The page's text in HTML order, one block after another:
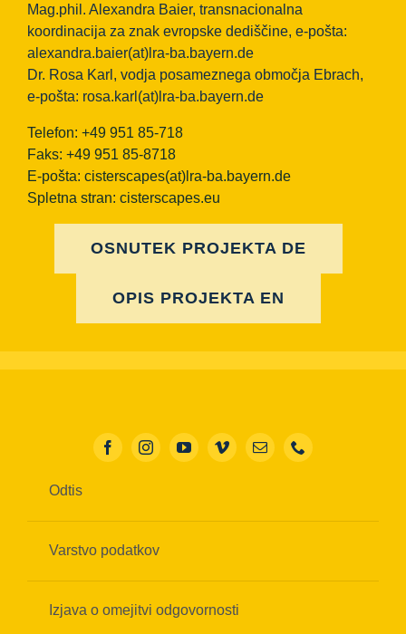
Mag.phil. Alexandra Baier, transnacionalna
koordinacija za znak evropske dediščine, e-pošta:
alexandra.baier(at)lra-ba.bayern.de
Dr. Rosa Karl, vodja posameznega območja Ebrach,
e-pošta: rosa.karl(at)lra-ba.bayern.de
Telefon: +49 951 85-718
Faks: +49 951 85-8718
E-pošta: cisterscapes(at)lra-ba.bayern.de
Spletna stran: cisterscapes.eu
OSNUTEK PROJEKTA DE
OPIS PROJEKTA EN
Odtis
Varstvo podatkov
Izjava o omejitvi odgovornosti